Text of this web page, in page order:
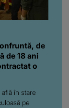
de
de 18 ani
o
în stare
pe